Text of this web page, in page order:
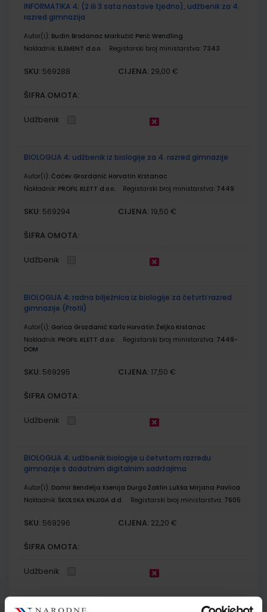
INFORMATIKA 4; (2 ili 3 sata nastave tjedno), udžbenik za 4.
razred gimnazija
Autor(i): Budin Brođanac Markučič Perić Wendling
Nakladnik: ELEMENT d.o.o. Registarski broj ministarstva: 7343
SKU: 569288 CIJENA: 29,00 €
ŠIFRA OMOTA:
Udžbenik
BIOLOGIJA 4; udžbenik iz biologije za 4. razred gimnazije
Autor(i): Čačev Grozdanić Horvatin Krstanac
Nakladnik: PROFIL KLETT d.o.o. Registarski broj ministarstva: 7449
SKU: 569294 CIJENA: 19,50 €
ŠIFRA OMOTA:
Udžbenik
BIOLOGIJA 4; radna bilježnica iz biologije za četvrti razred
gimnazije (Profil)
Autor(i): Gorica Grozdanić Karlo Horvatin Željko Krstanac
Nakladnik: PROFIL KLETT d.o.o. Registarski broj ministarstva: 7449-
DOM
SKU: 569295 CIJENA: 17,50 €
ŠIFRA OMOTA:
Udžbenik
BIOLOGIJA 4; udžbenik biologije u četvrtom razredu
gimnazije s dodatnim digitalnim sadržajima
Autor(i): Damir Bendelja Ksenija Durgo Žaklin Lukša Mirjana Pavlica
Nakladnik: ŠKOLSKA KNJIGA d.d. Registarski broj ministarstva: 7605
SKU: 569296 CIJENA: 22,20 €
ŠIFRA OMOTA:
Udžbenik
BIOLOGIJA 4; radna bilježnica za biologiju u četvrtom